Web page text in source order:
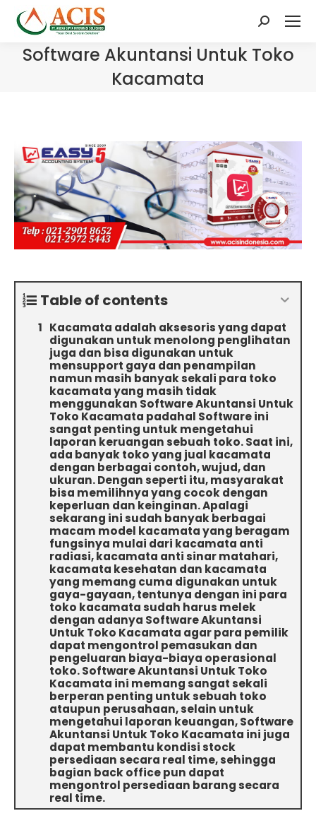
Search:
Software Akuntansi Untuk Toko
Kacamata
Table of contents
Kacamata adalah aksesoris yang dapat
digunakan untuk menolong penglihatan
juga dan bisa digunakan untuk
mensupport gaya dan penampilan
namun masih banyak sekali para toko
kacamata yang masih tidak
menggunakan Software Akuntansi Untuk
Toko Kacamata padahal Software ini
sangat penting untuk mengetahui
laporan keruangan sebuah toko. Saat ini,
ada banyak toko yang jual kacamata
dengan berbagai contoh, wujud, dan
ukuran. Dengan seperti itu, masyarakat
bisa memilihnya yang cocok dengan
keperluan dan keinginan. Apalagi
sekarang ini sudah banyak berbagai
macam model kacamata yang beragam
fungsinya mulai dari kacamata anti
radiasi, kacamata anti sinar matahari,
kacamata kesehatan dan kacamata
yang memang cuma digunakan untuk
gaya-gayaan, tentunya dengan ini para
toko kacamata sudah harus melek
dengan adanya Software Akuntansi
Untuk Toko Kacamata agar para pemilik
dapat mengontrol pemasukan dan
pengeluaran biaya-biaya operasional
toko. Software Akuntansi Untuk Toko
Kacamata ini memang sangat sekali
berperan penting untuk sebuah toko
ataupun perusahaan, selain untuk
mengetahui laporan keuangan, Software
Akuntansi Untuk Toko Kacamata ini juga
dapat membantu kondisi stock
persediaan secara real time, sehingga
bagian back office pun dapat
mengontrol persediaan barang secara
real time.